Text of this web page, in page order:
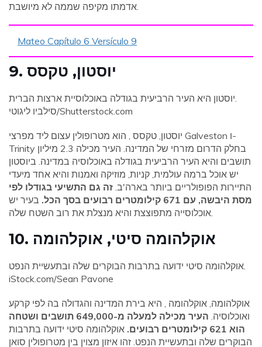
Mateo Capítulo 6 Versículo 9
9. יוסטון, טקסס
סילביו ליגוטי/Shutterstock.com
יוסטון, טקסס , הוא מטרופולין עצום ליד מפרצי Galveston ו-
Trinity בחלק הדרום מזרחי של המדינה. העיר מכילה 2.3 מיליון
תושבים והיא העיר הרביעית בגודלה באוכלוסיה במדינה. ביוסטון
יש אוכל ברמה עולמית, קניות, מוזיקה ואמנות והיא אחד מיעדי
התיירות הפופולריים ביותר בארה'ב. זה גם התשיעי בגודלו לפי
מסת היבשה, עם 671 קילומטרים רבועים בסך הכל.
בעיר יש
10. אוקלהומה סיטי, אוקלהומה
iStock.com/Sean Pavone
אוקלהומה, אוקלהומה , היא בירת המדינה והגדולה בה לפי קרקע
ואוכלוסיה.
העיר מכילה למעלה מ-649,000 תושבים ושטחה
הוא 621 קילומטרים רבועים.
אוקלהומה סיטי ידועה בתרבות
הבוקרים שלה ובתעשיית הנפט. זהו איזון מצוין בין מטרופולין סואן